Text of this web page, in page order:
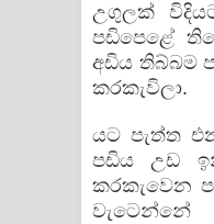
උගුලක්
පඩිපෙළේ
අඩිය තිබ්බම
කරකැවිලා.
යට පැත්ත
පඩිය උඩ
කරකැවෙන